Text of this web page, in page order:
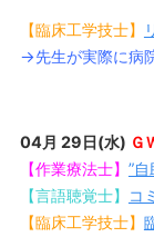
【臨床工学技士】
→先生が実際に病
04月 29日(水) Ｇ
【作業療法士】 ”
【言語聴覚士】
コ
【臨床工学技士】